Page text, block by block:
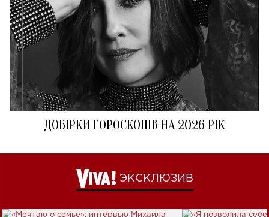
ДОБІРКИ ГОРОСКОПІВ НА 2026 РІК
ЭКСКЛЮЗИВ